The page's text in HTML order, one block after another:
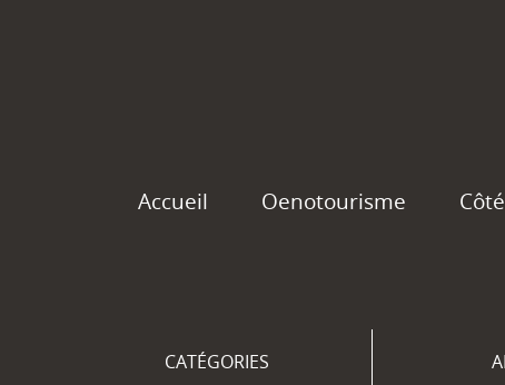
Accueil Oenotourisme
CATÉGORIES